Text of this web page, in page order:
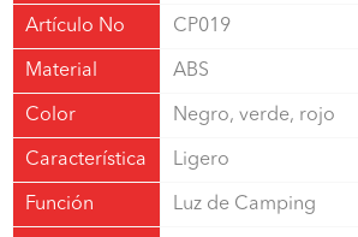
Artículo No CP019
Material ABS
Color Negro, verde, rojo
Característica Ligero
Función Luz de Camping